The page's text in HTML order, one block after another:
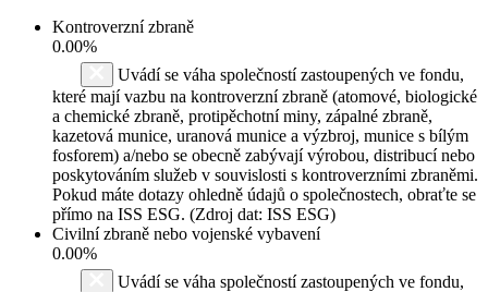
Kontroverzní zbraně
0.00%
Uvádí se váha společností zastoupených ve fondu,
které mají vazbu na kontroverzní zbraně (atomové, biologické
a chemické zbraně, protipěchotní miny, zápalné zbraně,
kazetová munice, uranová munice a výzbroj, munice s bílým
fosforem) a/nebo se obecně zabývají výrobou, distribucí nebo
poskytováním služeb v souvislosti s kontroverzními zbraněmi.
Pokud máte dotazy ohledně údajů o společnostech, obraťte se
přímo na ISS ESG. (Zdroj dat: ISS ESG)
Civilní zbraně nebo vojenské vybavení
0.00%
Uvádí se váha společností zastoupených ve fondu,